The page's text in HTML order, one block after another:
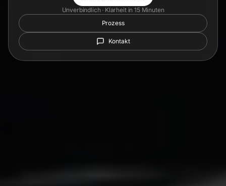
Unverbindlich · Klarheit in 15 Minuten
Prozess
Kontakt